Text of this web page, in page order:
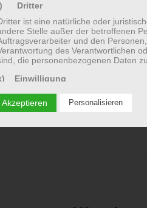
Dritter
ist eine natürliche oder
Stelle außer der betroffenen
und den
des Verantwortlichen
die personenbezogenen Daten
Einwilligung
ist jede von der
Fall in informierter Weise
in Form einer
der Europäischen Union
Personalisieren